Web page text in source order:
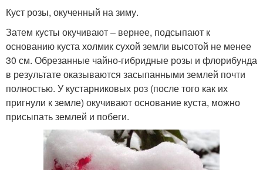
Куст розы, окученный на зиму.
Затем кусты окучивают – вернее, подсыпают к
основанию куста холмик сухой земли высотой не менее
30 см. Обрезанные чайно-гибридные розы и флорибунда
в результате оказываются засыпанными землей почти
полностью. У кустарниковых роз (после того как их
пригнули к земле) окучивают основание куста, можно
присыпать землей и побеги.